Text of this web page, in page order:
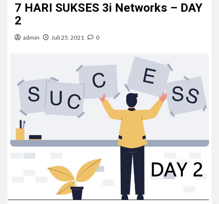
7 HARI SUKSES 3i Networks – DAY
2
admin Juli 25, 2021 0